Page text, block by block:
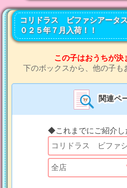
コリドラス ビファシアー
０２５年７月入荷！！
この子はおうちが決
下のボックスから、他の子も
関連ペ
◆これまでにご紹介し